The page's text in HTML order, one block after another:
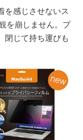
を感じさせないス
を崩しません。プ
閉じて持ち運びも